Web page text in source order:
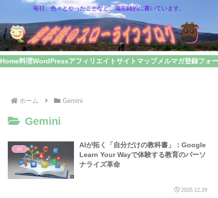
毎日、色々とやったことなど、備忘録的に書いています。
Home料理WordPressアフィリエイトサイトマップメルマガ登録フォ
ホーム Gemini
Gemini
AI
AIが拓く「自分だけの教科書」：Google
Learn Your Wayで体験する教育のパーソ
ナライズ革命
2025.12.29